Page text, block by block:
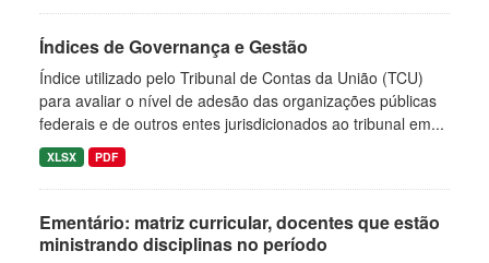
Índices de Governança e Gestão
Índice utilizado pelo Tribunal de Contas da União (TCU)
para avaliar o nível de adesão das organizações públicas
federais e de outros entes jurisdicionados ao tribunal em...
XLSX PDF
Ementário: matriz curricular, docentes que estão
ministrando disciplinas no período